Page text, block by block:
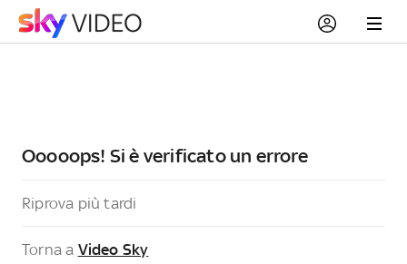
Ooooops! Si è verificato un errore
Riprova più tardi
Torna a Video Sky